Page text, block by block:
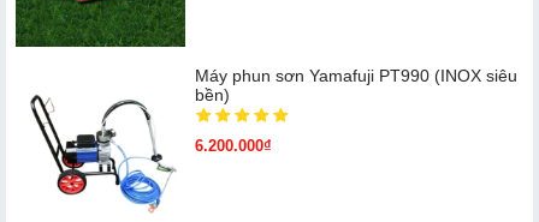
Máy phun sơn Yamafuji PT990 (INOX siêu
bền)
6.200.000₫